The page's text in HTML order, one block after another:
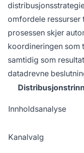
omfordele ressurser
prosessen skjer
koordineringen som
samtidig som
datadrevne
Distribusjonstrinn
Innholdsanalyse
Kanalvalg